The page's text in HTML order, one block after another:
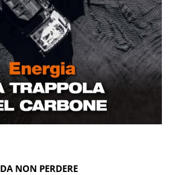
DA NON PERDERE